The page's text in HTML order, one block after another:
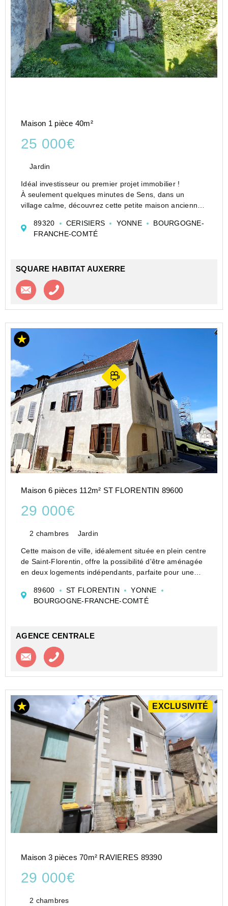
Maison 1 pièce 40m²
25 000€
Jardin
Idéal investisseur ou premier projet immobilier !
À seulement quelques minutes de Sens, dans un
village calme, découvrez cette petite maison ancienne
cuisine, salle d'eau, dépendances et petit jardi...
89320 CERISIERS YONNE
BOURGOGNE-
FRANCHE-COMTÉ
SQUARE HABITAT AUXERRE
Contacter l'agence
Maison 6 pièces 112m² ST FLORENTIN 89600
29 000€
2 chambres Jardin
Cette maison de ville, idéalement située en plein centre
de Saint-Florentin, offre la possibilité d'être aménagée
en deux logements indépendants, parfaite pour une
Au rez-de-chaussée, vous trouverez une entrée
accueillante...
89600 ST FLORENTIN
YONNE
BOURGOGNE-FRANCHE-COMTÉ
AGENCE CENTRALE
Contacter l'agence
EXCLUSIVITÉ
Maison 3 pièces 70m² RAVIERES 89390
29 000€
2 chambres